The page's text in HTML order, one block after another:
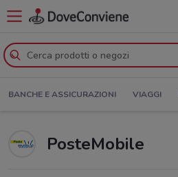
BANCHE E ASSICURAZIONI VIAGGI
PosteMobile